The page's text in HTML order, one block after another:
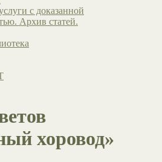
с доказанной
Архив статей.
хоровод»